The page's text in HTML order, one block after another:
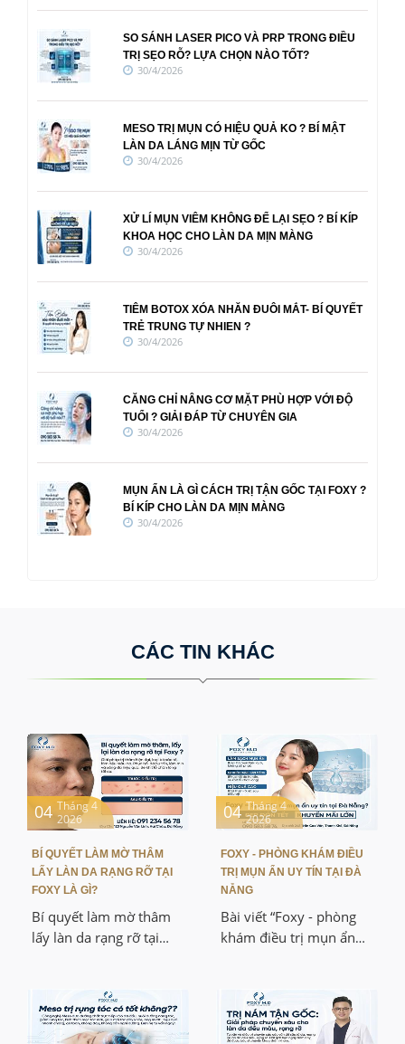
SO SÁNH LASER PICO VÀ PRP TRONG ĐIỀU
TRỊ SẸO RỖ? LỰA CHỌN NÀO TỐT?
30/4/2026
MESO TRỊ MỤN CÓ HIỆU QUẢ KO ? BÍ MẬT
LÀN DA LÁNG MỊN TỪ GỐC
30/4/2026
XỬ LÍ MỤN VIÊM KHÔNG ĐỂ LẠI SẸO ? BÍ KÍP
KHOA HỌC CHO LÀN DA MỊN MÀNG
30/4/2026
TIÊM BOTOX XÓA NHĂN ĐUÔI MẮT- BÍ QUYẾT
TRẺ TRUNG TỰ NHIEN ?
30/4/2026
CĂNG CHỈ NÂNG CƠ MẶT PHÙ HỢP VỚI ĐỘ
TUỔI ? GIẢI ĐÁP TỪ CHUYÊN GIA
30/4/2026
MỤN ẨN LÀ GÌ CÁCH TRỊ TẬN GỐC TẠI FOXY ?
BÍ KÍP CHO LÀN DA MỊN MÀNG
30/4/2026
CÁC TIN KHÁC
04 Tháng 4
2026
BÍ QUYẾT LÀM MỜ THÂM
LẤY LÀN DA RẠNG RỠ TẠI
FOXY LÀ GÌ?
Bí quyết làm mờ thâm
lấy làn da rạng rỡ tại
muốn cải thiện làn da
xỉn màu, nhiều vết thâm
04 Tháng 4
2026
FOXY - PHÒNG KHÁM ĐIỀU
TRỊ MỤN ẨN UY TÍN TẠI ĐÀ
NẴNG
Bài viết “Foxy - phòng
khám điều trị mụn ẩn
hình thành mụn ẩn,
nguyên nhân gây mụn